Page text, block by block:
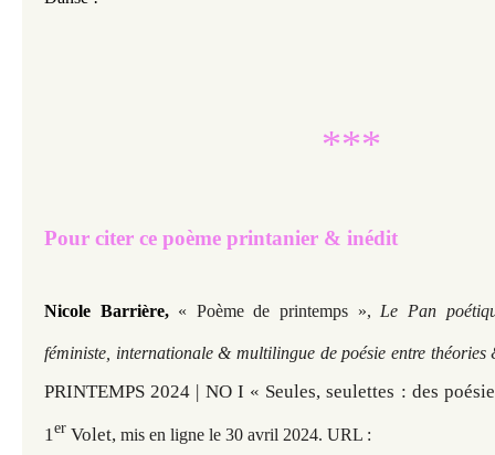
***
Pour citer ce poème printanier & inédit
Nicole Barrière, « Poème de printemps », Le Pan
féministe, internationale & multilingue de poésie entre
PRINTEMPS 2024 | NO I « Seules, seulettes : des
1er Volet, mis en ligne le 30 avril 2024. URL :